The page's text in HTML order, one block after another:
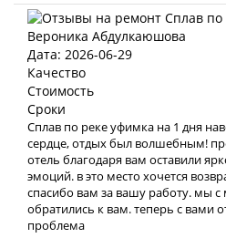
Вероника Абдулкаюшова
Дата: 2026-06-29
Качество
Стоимость
Сроки
Сплав по реке уфимка на 1 дня
сердце, отдых был волшебным!
отель благодаря вам оставили
эмоций. в это место хочется
спасибо вам за вашу работу. мы
обратились к вам. теперь с вами
проблема